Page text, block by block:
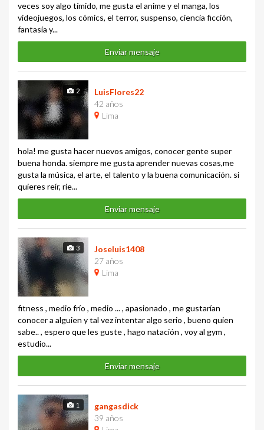
veces soy algo tímido, me gusta el anime y el manga, los
videojuegos, los cómics, el terror, suspenso, ciencia ficción,
fantasía y...
Enviar mensaje
2
LuisFlores22
42 años
Lima
hola! me gusta hacer nuevos amigos, conocer gente super
buena honda. siempre me gusta aprender nuevas cosas,me
gusta la música, el arte, el talento y la buena comunicación. si
quieres reír, ríe...
Enviar mensaje
3
Joseluis1408
27 años
Lima
fitness , medio frío , medio ... , apasionado , me gustarían
conocer a alguien y tal vez intentar algo serio , bueno quien
sabe.. , espero que les guste , hago natación , voy al gym ,
estudio...
Enviar mensaje
1
gangasdick
39 años